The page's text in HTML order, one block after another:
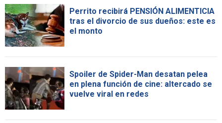
Perrito recibirá PENSIÓN ALIMENTICIA
tras el divorcio de sus dueños: este es
el monto
Spoiler de Spider-Man desatan pelea
en plena función de cine: altercado se
vuelve viral en redes